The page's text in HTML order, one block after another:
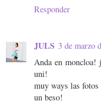
Responder
JULS 3 de marzo
Anda en moncloa!
uni!
muy ways las fotos
un beso!